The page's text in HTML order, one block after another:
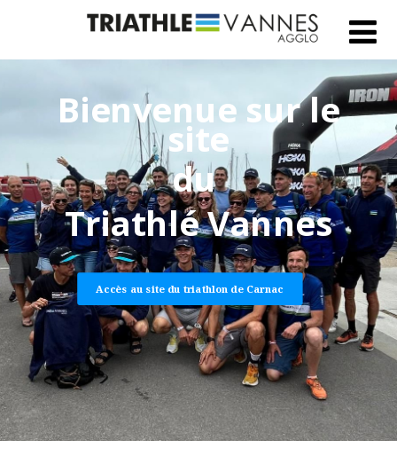
Bienvenue sur le
site
du
Triathlé Vannes
Accès au site du triathlon de Carnac